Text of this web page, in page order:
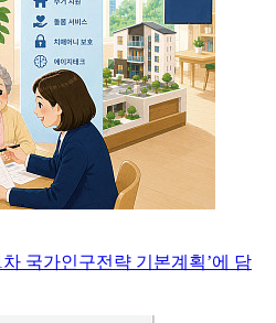
차 국가인구전략 기본계획’에 담